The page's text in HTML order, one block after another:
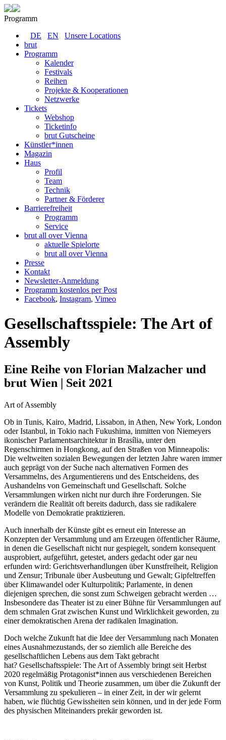
Programm
DE
EN
Unsere Locations
brut
Programm
Kalender
Festivals
Reihen
Projekte & Kooperationen
Netzwerke
Tickets
Webshop
Ticketinfo
brut Gutscheine
Künstler*innen
Magazin
Haus
Profil
Team
Technik
Partner & Förderer
Barrierefreiheit
Programm
Service
brut all over Vienna
aktuelle Spielorte
brut all over Vienna
Presse
Kontakt
Newsletter-Anmeldung
Programm kostenlos per Post
Facebook, Instagram, Vimeo
Gesellschaftsspiele: The Art of
Assembly
Eine Reihe von Florian Malzacher und
brut Wien | Seit 2021
Art of Assembly
Ob in Tunis, Kairo, Madrid, Lissabon, in Athen, New York, London
oder Istanbul, in Tokio nach Fukushima, inmitten von Niemeyers
ikonischer Parlamentsarchitektur in Brasília, unter den
Regenschirmen in Hongkong, auf den Straßen von Minneapolis:
Die weltweiten sozialen Bewegungen der letzten Jahre waren immer
auch geprägt von der Suche nach alternativen Formen des
Versammelns, des Argumentierens und des Entscheidens, des
Aushandelns von Gemeinschaft und Gesellschaft. Solche
Versammlungen wirken nicht nur durch ihre Forderungen. Sie
verändern die Realität oft bereits dadurch, dass sie radikalere
Modelle von Demokratie praktizieren.
Auch innerhalb der Künste gibt es erneut ein Interesse an
Konzepten der Versammlung und am Erzeugen öffentlicher Räume,
in denen die Gesellschaft nicht nur gespiegelt, sondern konsequent
ausprobiert, aufgeführt, getestet, anders gedacht oder gar neu
erfunden wird: Gerichtsverhandlungen über Kunstfreiheit, Religion
und Zensur; Tribunale über Ausbeutung und Gewalt; Gipfeltreffen
über Klimawandel oder Kulturpolitik; Parlamente, in denen
diejenigen sprechen, die sonst zum Schweigen gebracht werden …
Insbesondere das Theater ist zu einer Bühne für Versammlungen auf
dem schmalen Grat zwischen Kunst und Wirklichkeit geworden, zu
einer demokratischen Arena der radikalen Imagination.
Doch welche Zukunft hat die Idee der Versammlung nach Monaten
eines Ausnahmezustands, der so ziemlich alle Bereiche des
gesellschaftlichen Lebens aus dem Takt gebracht
hat? Gesellschaftsspiele: The Art of Assembly bringt seit Herbst
2020 regelmäßig Protagonist*innen aus verschiedenen Bereichen
von Kunst, Politik und Theorie zusammen, um über die Zukunft der
Versammlung zu spekulieren – in einer Zeit, in der wir gelernt
haben, wie flüchtig Gewissheiten sein können, und in der jede Form
des physischen Miteinanders prekär geworden ist.